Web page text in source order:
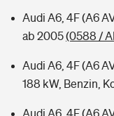
Audi A6, 4F (A6
ab 2005(0588 /
Audi A6, 4F (A6
188 kW, Benzin,
Audi A6, 4F (A6